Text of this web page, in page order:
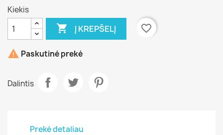
Kiekis
 Į KREPŠELĮ favorite_border
 Paskutinė prekė
Dalintis
Prekė detaliau